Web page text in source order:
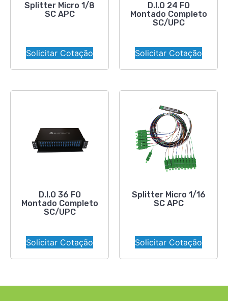
Splitter Micro 1/8
SC APC
Solicitar Cotação
D.I.O 24 FO
Montado Completo
SC/UPC
Solicitar Cotação
D.I.O 36 FO
Montado Completo
SC/UPC
Solicitar Cotação
Splitter Micro 1/16
SC APC
Solicitar Cotação